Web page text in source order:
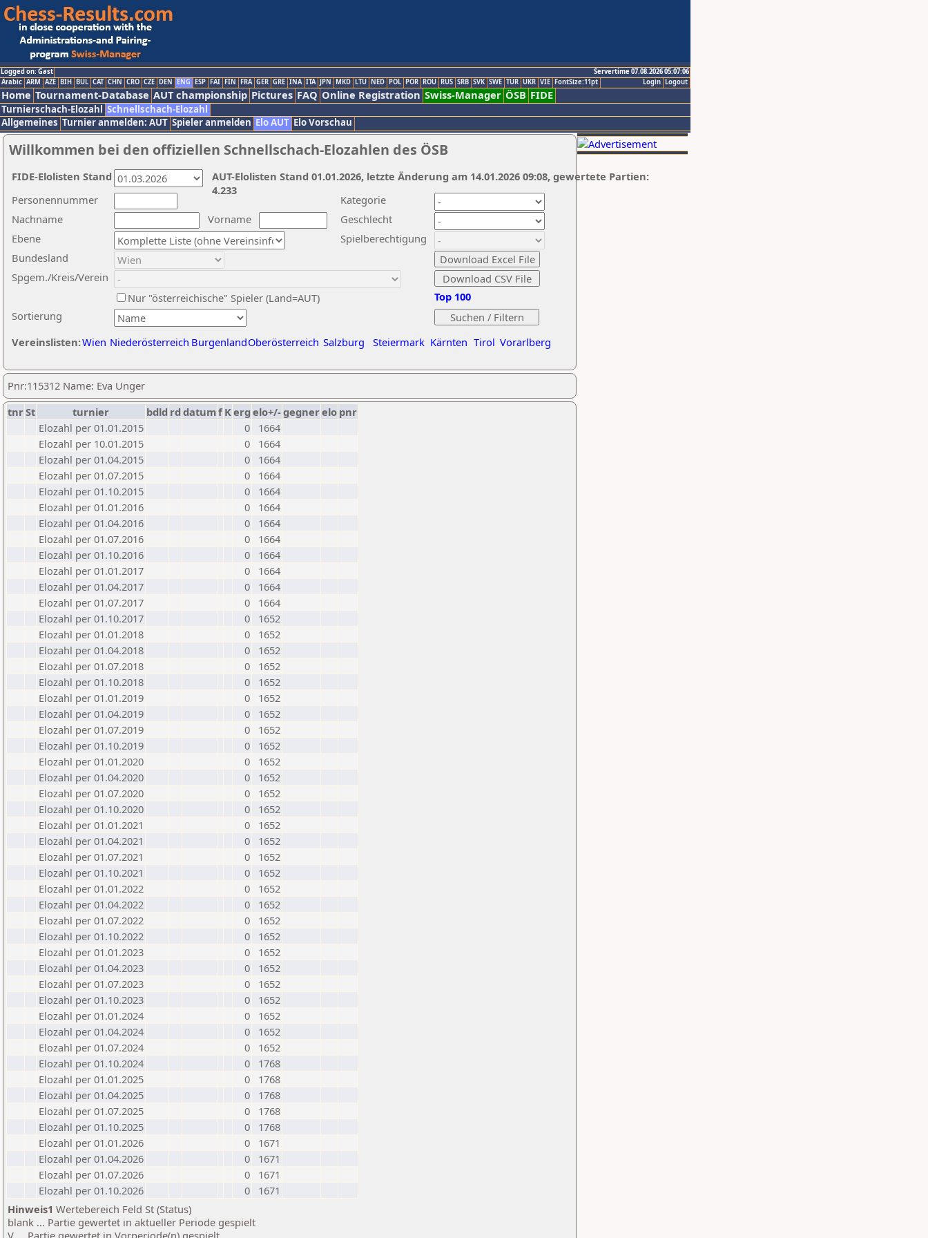
Logged on: Gast
Servertime 07.08.2026 05:07:06
Logout
Login
Arabic ARM AZE BIH BUL CAT CHN CRO CZE DEN ENG ESP FAI FIN FRA GER GRE INA ITA JPN MKD LTU NED POL POR ROU RUS SRB SVK SWE TUR UKR VIE FontSize:11pt
Home Tournament-Database AUT championship Pictures FAQ Online Registration Swiss-Manager ÖSB FIDE
Turnierschach-Elozahl Schnellschach-Elozahl
Allgemeines Turnier anmelden: AUT Spieler anmelden Elo AUT Elo Vorschau
Willkommen bei den offiziellen Schnellschach-Elozahlen des ÖSB
Nachname
Vorname
Ebene
Kategorie
Sortierung
Personennummer
Bundesland
Spgem./Kreis/Verein
Geschlecht
Nur "österreichische" Spieler (Land=AUT)
Spielberechtigung
Vereinslisten:Wien Niederösterreich BurgenlandOberösterreich Salzburg Steiermark Kärnten Tirol Vorarlberg
Top 100
AUT-Elolisten Stand 01.01.2026, letzte Änderung am 14.01.2026 09:08, gewertete Partien:
4.233
FIDE-Elolisten Stand
Pnr:115312 Name: Eva Unger
tnrSt turnier bdld rd datumf Kerg elo+/-gegnerelo pnr
Elozahl per 01.01.2015
0
1664
Elozahl per 10.01.2015
0
1664
Elozahl per 01.04.2015
0
1664
Elozahl per 01.07.2015
0
1664
Elozahl per 01.10.2015
0
1664
Elozahl per 01.01.2016
0
1664
Elozahl per 01.04.2016
0
1664
Elozahl per 01.07.2016
0
1664
Elozahl per 01.10.2016
0
1664
Elozahl per 01.01.2017
0
1664
Elozahl per 01.04.2017
0
1664
Elozahl per 01.07.2017
0
1664
Elozahl per 01.10.2017
0
1652
Elozahl per 01.01.2018
0
1652
Elozahl per 01.04.2018
0
1652
Elozahl per 01.07.2018
0
1652
Elozahl per 01.10.2018
0
1652
Elozahl per 01.01.2019
0
1652
Elozahl per 01.04.2019
0
1652
Elozahl per 01.07.2019
0
1652
Elozahl per 01.10.2019
0
1652
Elozahl per 01.01.2020
0
1652
Elozahl per 01.04.2020
0
1652
Elozahl per 01.07.2020
0
1652
Elozahl per 01.10.2020
0
1652
Elozahl per 01.01.2021
0
1652
Elozahl per 01.04.2021
0
1652
Elozahl per 01.07.2021
0
1652
Elozahl per 01.10.2021
0
1652
Elozahl per 01.01.2022
0
1652
Elozahl per 01.04.2022
0
1652
Elozahl per 01.07.2022
0
1652
Elozahl per 01.10.2022
0
1652
Elozahl per 01.01.2023
0
1652
Elozahl per 01.04.2023
0
1652
Elozahl per 01.07.2023
0
1652
Elozahl per 01.10.2023
0
1652
Elozahl per 01.01.2024
0
1652
Elozahl per 01.04.2024
0
1652
Elozahl per 01.07.2024
0
1652
Elozahl per 01.10.2024
0
1768
Elozahl per 01.01.2025
0
1768
Elozahl per 01.04.2025
0
1768
Elozahl per 01.07.2025
0
1768
Elozahl per 01.10.2025
0
1768
Elozahl per 01.01.2026
0
1671
Elozahl per 01.04.2026
0
1671
Elozahl per 01.07.2026
0
1671
Elozahl per 01.10.2026
0
1671
Hinweis1 Wertebereich Feld St (Status)
blank ... Partie gewertet in aktueller Periode gespielt
V ... Partie gewertet in Vorperiode(n) gespielt